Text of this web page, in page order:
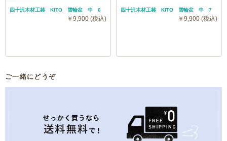
四十沢木材工芸は2024年1月1日に発生した石川県能登地
ます。とのお返事をいただきました。私たちにできるこ
とは一人でも多くの方に素晴らしい商品をご紹介しお届
しい木目が魅力的な商品です。暮らしを豊かにしてくれ
る一枚ですのでぜひお手に取ってみてください。
大と中はお好きな木目を選んでお買い求めいただけま
お盆として食事を運んだり、家飲みやひとりご飯用にも
なく用意しておくときにも絵になります。
四十沢木材工芸 KITO 雪輪盆 中 6
￥9,900 (税込)
四十沢木材工芸 KITO 雪輪盆 中 7
￥9,900 (税込)
ご一緒にどうぞ